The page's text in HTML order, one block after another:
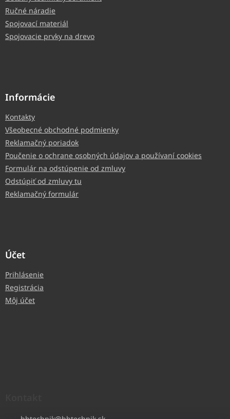
Ručné náradie
Spojovací materiál
Spojovacie prvky na drevo
Informácie
Kontakty
Všeobecné obchodné podmienky
Reklamačný poriadok
Poučenie o ochrane osobných údajov a používaní cookies
Formulár na odstúpenie od zmluvy
Odstúpiť od zmluvy tu
Reklamačný formulár
Účet
Prihlásenie
Registrácia
Môj účet